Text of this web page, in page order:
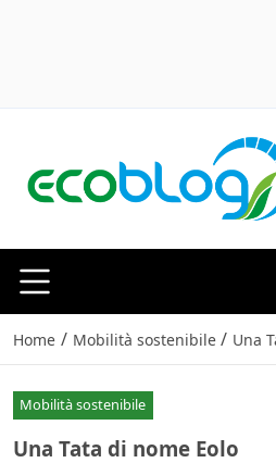
Home / Mobilità sostenibile / Una
Mobilità sostenibile
Una Tata di nome Eolo